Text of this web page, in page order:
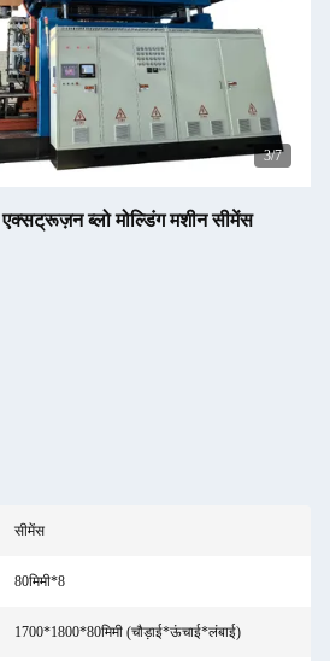
3/7
ब्लो मोल्डिंग मशीन सीमेंस
सीमेंस
80मिमी*8
1700*1800*80मिमी (चौड़ाई*ऊंचाई*लंबाई)